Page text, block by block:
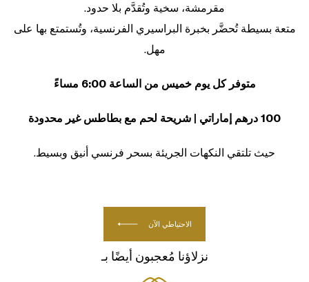
مقرمشة، سخية وتُقدَّم بلا حدود.
متعة بسيطة تُحضَّر بخبرة البراسيري الفرنسية، وتُستمتع بها على
مهل.
متوفر كل يوم خميس من الساعة 6:00 مساءً
100 درهم إماراتي | شريحة لحم مع بطاطس غير محدودة
حيث تلتقي النكهات الجريئة بسحر فرنسي أنيق وبسيط.
الاحتياطي الآن
نزلاؤنا مُعجبون أيضًا بـ